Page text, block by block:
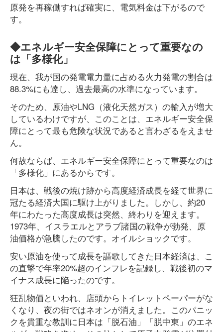
原発を再稼働すれば確実に、電気料金は下がるので
す。
◆エネルギー安全保障にとって重要なの
は「多様化」
現在、我が国の発電電力量に占める火力発電の割合は
88.3%にも達し、過去最高の水準になっています。
そのため、原油やLNG（液化天然ガス）の輸入が増大
しているわけですが、このことは、エネルギー安全保
障にとって最も危険な状況であると言わざるをえませ
ん。
何故ならば、エネルギー安全保障にとって重要なのは
「多様化」にあるからです。
日本は、戦後の焼け跡から高度経済成長を経て世界に
冠たる経済大国に駆け上がりました。しかし、約20
年にわたった高度成長は突然、終わりを迎えます。
1973年、イスラエルとアラブ諸国の戦争が勃発、原
油価格が急騰したのです。オイルショックです。
安い原油を使って成長を謳歌してきた日本経済は、こ
の直撃で年率20%超のインフレを記録し、戦後初のマ
イナス成長に陥ったのです。
狂乱物価といわれ、店頭からトイレットペーパーがな
くなり、夜の街ではネオンが消えました。このパニッ
クを貴重な教訓に日本は「脱石油」「脱中東」のエネ